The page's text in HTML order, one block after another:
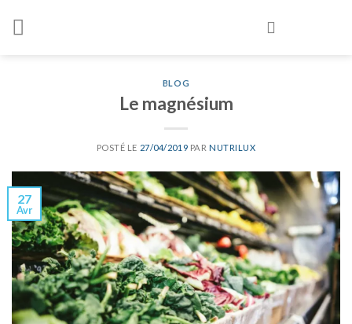
BLOG
Le magnésium
POSTÉ LE 27/04/2019 PAR NUTRILUX
27
Avr